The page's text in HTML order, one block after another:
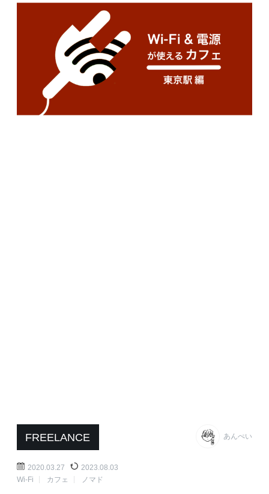
FREELANCE あんぺい
2020.03.27
2023.08.03
Wi-Fi
カフェ ノマド